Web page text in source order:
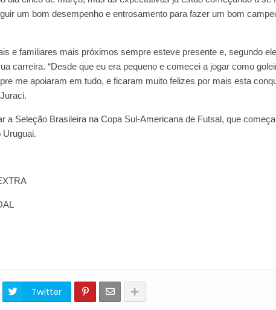
um bom desempenho e entrosamento para fazer um bom
e familiares mais próximos sempre esteve presente e, segundo
carreira. “Desde que eu era pequeno e comecei a jogar como
me apoiaram em tudo, e ficaram muito felizes por mais esta
a Seleção Brasileira na Copa Sul-Americana de Futsal, que
Uruguai.
Twitter